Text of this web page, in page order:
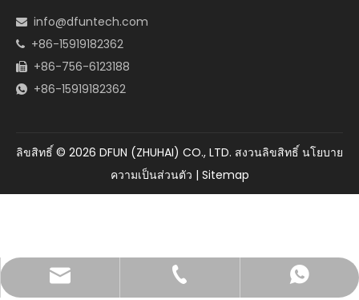
info@dfuntech.com
+86-756-6123188
+86 15919182362
 info@dfuntech.com
 +86-15919182362
 +86-756-6123188
 +86-15919182362
ลิขสิทธิ์ © 2026 DFUN (ZHUHAI) CO., LTD. สงวนลิขสิทธิ์ นโยบาย
ความเป็นส่วนตัว | Sitemap